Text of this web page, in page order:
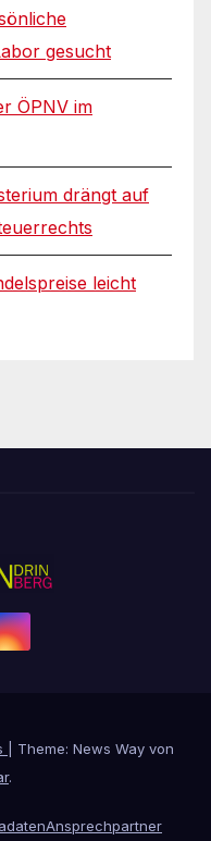
gesucht
ÖPNV im
drängt auf
leicht
Theme: News Way von
.
Ansprechpartner